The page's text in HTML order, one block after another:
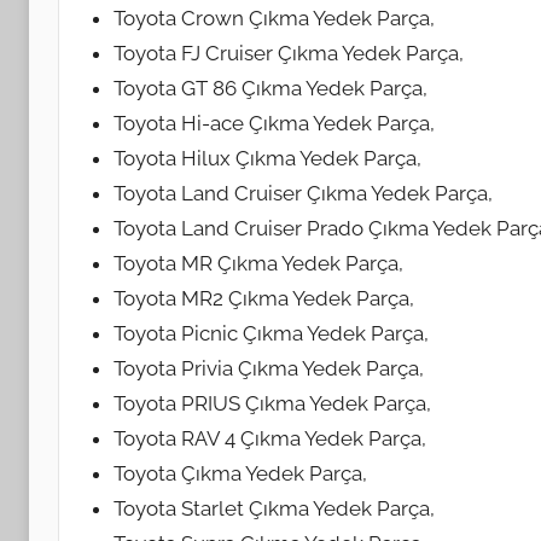
Toyota Crown Çıkma Yedek Parça,
Toyota FJ Cruiser Çıkma Yedek Parça,
Toyota GT 86 Çıkma Yedek Parça,
Toyota Hi-ace Çıkma Yedek Parça,
Toyota Hilux Çıkma Yedek Parça,
Toyota Land Cruiser Çıkma Yedek Parça,
Toyota Land Cruiser Prado Çıkma Yedek
Toyota MR Çıkma Yedek Parça,
Toyota MR2 Çıkma Yedek Parça,
Toyota Picnic Çıkma Yedek Parça,
Toyota Privia Çıkma Yedek Parça,
Toyota PRIUS Çıkma Yedek Parça,
Toyota RAV 4 Çıkma Yedek Parça,
Toyota Çıkma Yedek Parça,
Toyota Starlet Çıkma Yedek Parça,